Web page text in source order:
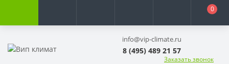
0
info@vip-climate.ru
8 (495) 489 21 57
Заказать звонок